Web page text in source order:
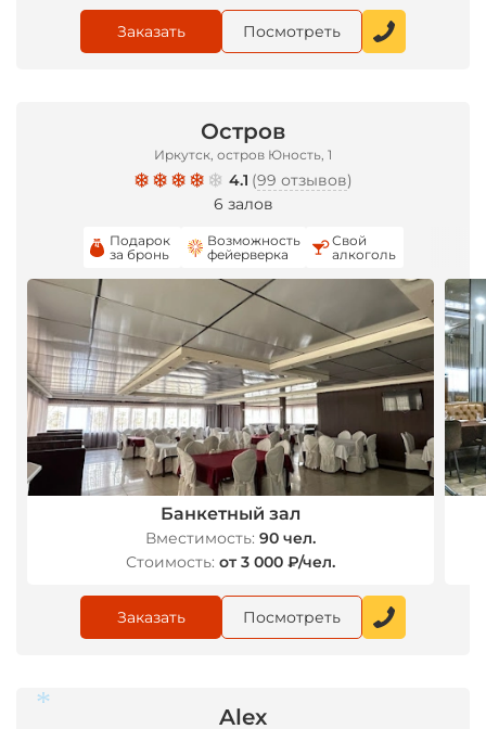
Заказать Посмотреть
Остров
Иркутск, остров Юность, 1
4.1 (99 отзывов)
6 залов
Подарок
за бронь
Возможность
фейерверка
Свой
алкоголь
Банкетный зал
Вместимость: 90 чел.
Стоимость: от 3 000 ₽/чел.
Заказать Посмотреть
Alex